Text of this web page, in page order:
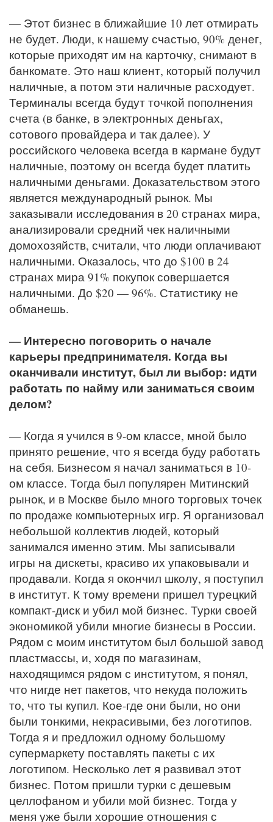
— Этот бизнес в ближайшие 10 лет отмирать
не будет. Люди, к нашему счастью, 90% денег,
которые приходят им на карточку, снимают в
банкомате. Это наш клиент, который получил
наличные, а потом эти наличные расходует.
Терминалы всегда будут точкой пополнения
счета (в банке, в электронных деньгах,
сотового провайдера и так далее). У
российского человека всегда в кармане будут
наличные, поэтому он всегда будет платить
наличными деньгами. Доказательством этого
является международный рынок. Мы
заказывали исследования в 20 странах мира,
анализировали средний чек наличными
домохозяйств, считали, что люди оплачивают
наличными. Оказалось, что до $100 в 24
странах мира 91% покупок совершается
наличными. До $20 — 96%. Статистику не
обманешь.
— Интересно поговорить о начале
карьеры предпринимателя. Когда вы
оканчивали институт, был ли выбор: идти
работать по найму или заниматься своим
делом?
— Когда я учился в 9-ом классе, мной было
принято решение, что я всегда буду работать
на себя. Бизнесом я начал заниматься в 10-
ом классе. Тогда был популярен Митинский
рынок, и в Москве было много торговых точек
по продаже компьютерных игр. Я организовал
небольшой коллектив людей, который
занимался именно этим. Мы записывали
игры на дискеты, красиво их упаковывали и
продавали. Когда я окончил школу, я поступил
в институт. К тому времени пришел турецкий
компакт-диск и убил мой бизнес. Турки своей
экономикой убили многие бизнесы в России.
Рядом с моим институтом был большой завод
пластмассы, и, ходя по магазинам,
находящимся рядом с институтом, я понял,
что нигде нет пакетов, что некуда положить
то, что ты купил. Кое-где они были, но они
были тонкими, некрасивыми, без логотипов.
Тогда я и предложил одному большому
супермаркету поставлять пакеты с их
логотипом. Несколько лет я развивал этот
бизнес. Потом пришли турки с дешевым
целлофаном и убили мой бизнес. Тогда у
меня уже были хорошие отношения с